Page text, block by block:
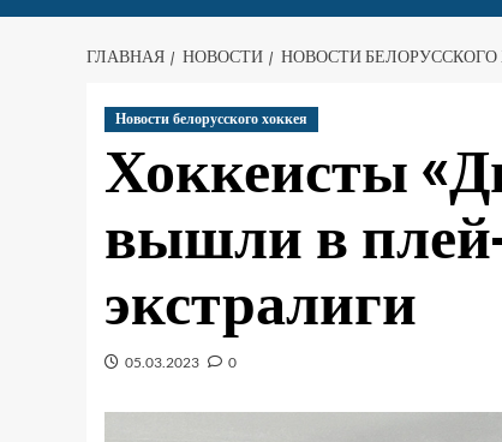
ГЛАВНАЯ НОВОСТИ НОВОСТИ БЕЛОРУССКОГО
Новости белорусского хоккея
Хоккеисты
вышли в
экстралиги
05.03.2023 0